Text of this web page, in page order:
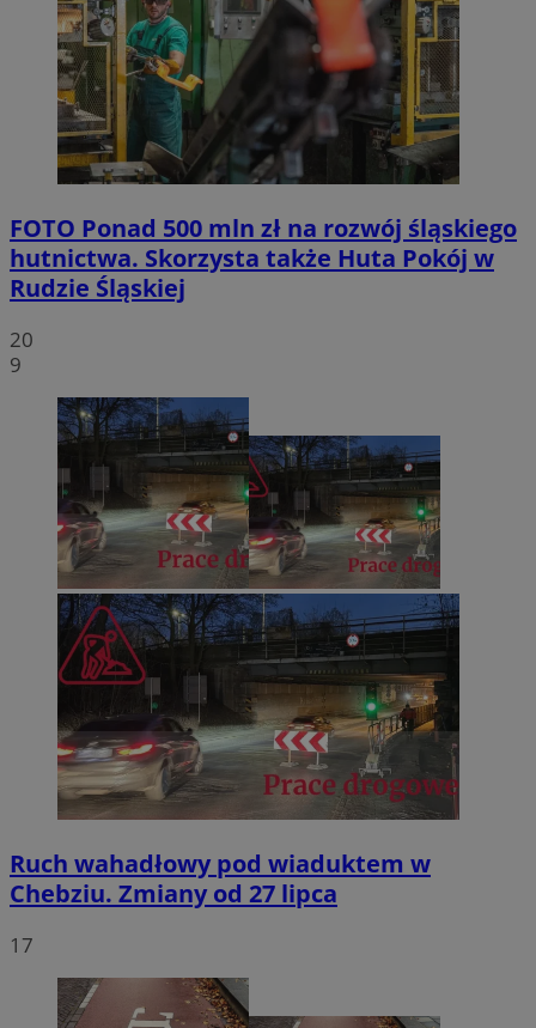
FOTO Ponad 500 mln zł na rozwój śląskiego
hutnictwa. Skorzysta także Huta Pokój w
Rudzie Śląskiej
20
9
Ruch wahadłowy pod wiaduktem w
Chebziu. Zmiany od 27 lipca
17